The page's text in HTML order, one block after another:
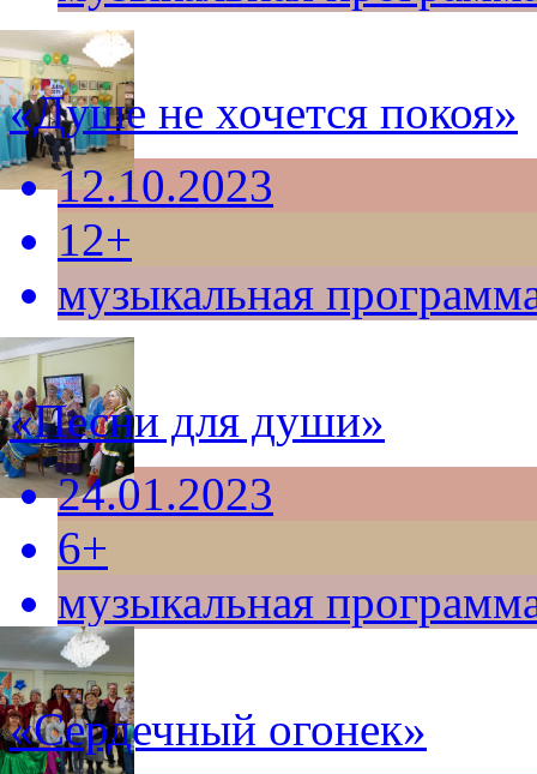
«Душе не хочется покоя»
12.10.2023
12+
музыкальная
«Песни для души»
24.01.2023
6+
музыкальная
«Сердечный огонек»